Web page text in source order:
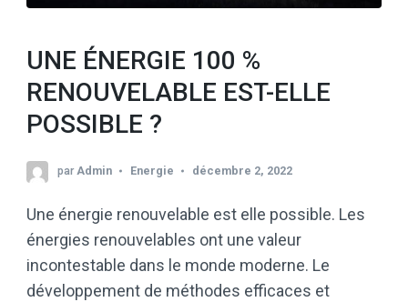
UNE ÉNERGIE 100 %
RENOUVELABLE EST-ELLE
POSSIBLE ?
parAdmin Energie décembre 2, 2022
Une énergie renouvelable est elle possible. Les
énergies renouvelables ont une valeur
incontestable dans le monde moderne. Le
développement de méthodes efficaces et